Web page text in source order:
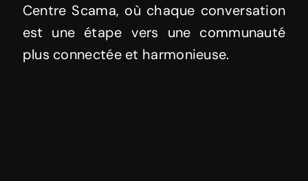
Centre Scama, où chaque conversation
est une étape vers une communauté
plus connectée et harmonieuse.